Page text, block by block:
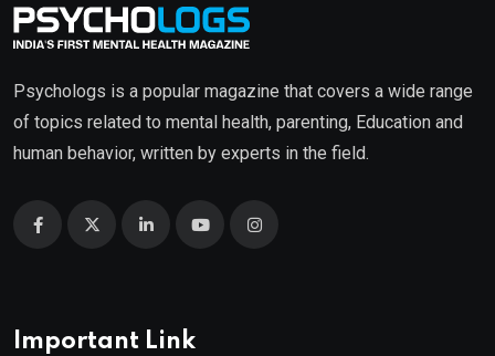
Psychologs is a popular magazine that covers a wide range
of topics related to mental health, parenting, Education and
human behavior, written by experts in the field.
Important Link